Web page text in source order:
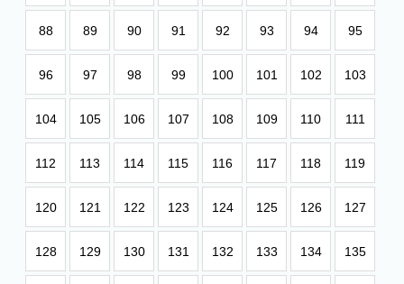
88 89 90 91 92 93 94 95
96 97 98 99 100 101 102 103
104 105 106 107 108 109 110 111
112 113 114 115 116 117 118 119
120 121 122 123 124 125 126 127
128 129 130 131 132 133 134 135